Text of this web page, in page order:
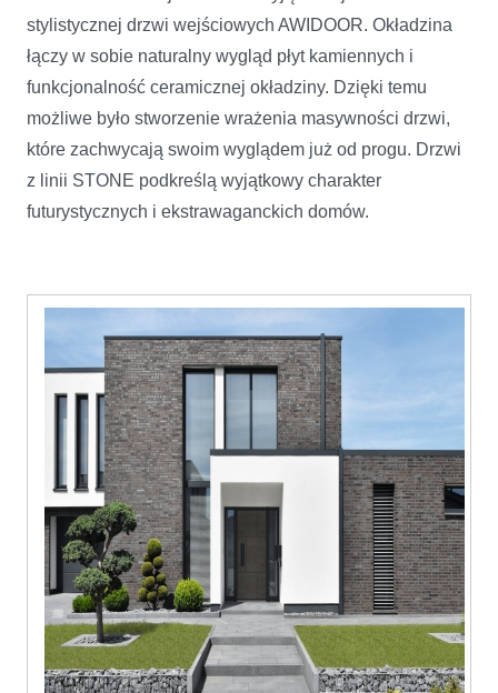
stylistycznej drzwi wejściowych AWIDOOR. Okładzina
łączy w sobie naturalny wygląd płyt kamiennych i
funkcjonalność ceramicznej okładziny. Dzięki temu
możliwe było stworzenie wrażenia masywności drzwi,
które zachwycają swoim wyglądem już od progu. Drzwi
z linii STONE podkreślą wyjątkowy charakter
futurystycznych i ekstrawaganckich domów.